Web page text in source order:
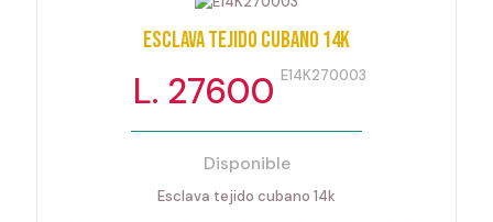
Esclava tejido cubano 14k
L. 27600 E14K270003
Disponible
Esclava tejido cubano 14k